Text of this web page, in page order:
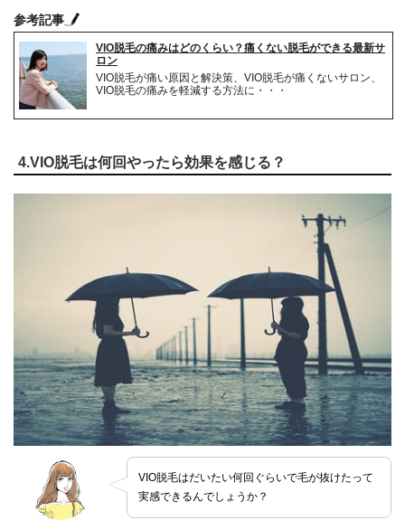
参考記事
VIO脱毛の痛みはどのくらい？痛くない脱毛ができる最新サ
ロン
VIO脱毛が痛い原因と解決策、VIO脱毛が痛くないサロン、
VIO脱毛の痛みを軽減する方法に・・・
4.VIO脱毛は何回やったら効果を感じる？
VIO脱毛はだいたい何回ぐらいで毛が抜けたって
実感できるんでしょうか？